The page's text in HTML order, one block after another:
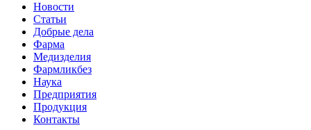
Новости
Статьи
Добрые дела
Фарма
Медизделия
Фармликбез
Наука
Предприятия
Продукция
Контакты